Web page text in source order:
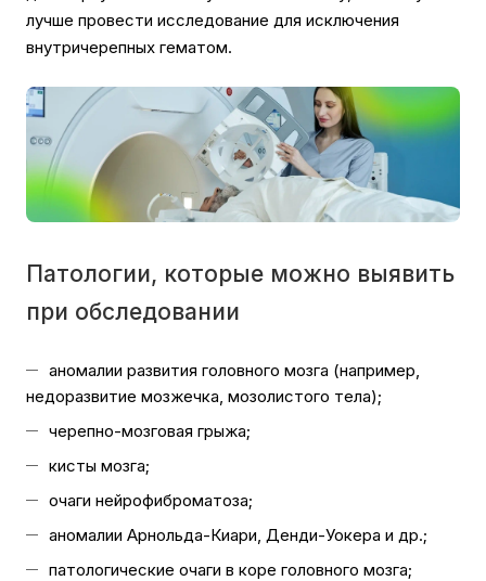
лучше провести исследование для исключения
внутричерепных гематом.
Патологии, которые можно выявить
при обследовании
аномалии развития головного мозга (например,
недоразвитие мозжечка, мозолистого тела);
черепно-мозговая грыжа;
кисты мозга;
очаги нейрофиброматоза;
аномалии Арнольда-Киари, Денди-Уокера и др.;
патологические очаги в коре головного мозга;